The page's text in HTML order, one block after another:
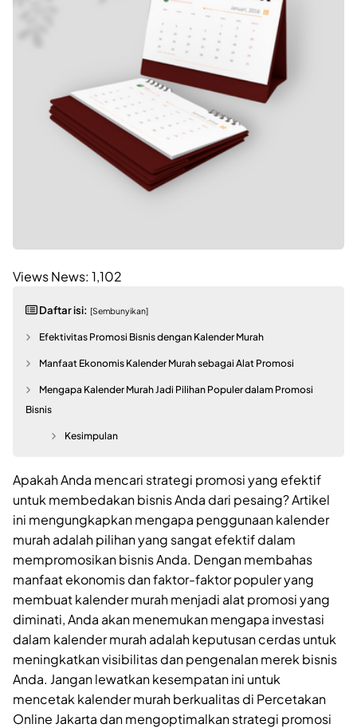
Views News: 1,102
Daftar isi: [Sembunyikan]
Efektivitas Promosi Bisnis dengan Kalender Murah
Manfaat Ekonomis Kalender Murah sebagai Alat Promosi
Mengapa Kalender Murah Jadi Pilihan Populer dalam Promosi
Bisnis
Kesimpulan
Apakah Anda mencari strategi promosi yang efektif
untuk membedakan bisnis Anda dari pesaing? Artikel
ini mengungkapkan mengapa penggunaan kalender
murah adalah pilihan yang sangat efektif dalam
mempromosikan bisnis Anda. Dengan membahas
manfaat ekonomis dan faktor-faktor populer yang
membuat kalender murah menjadi alat promosi yang
diminati, Anda akan menemukan mengapa investasi
dalam kalender murah adalah keputusan cerdas untuk
meningkatkan visibilitas dan pengenalan merek bisnis
Anda. Jangan lewatkan kesempatan ini untuk
mencetak kalender murah berkualitas di Percetakan
Online Jakarta dan mengoptimalkan strategi promosi